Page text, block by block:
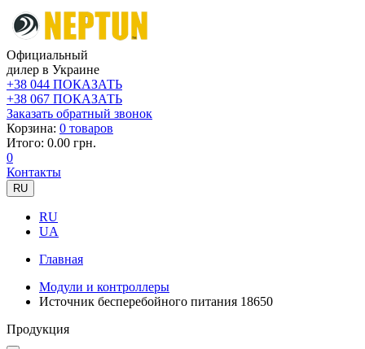
Официальный
дилер в Украине
+38 044 ПОКАЗАТЬ
+38 067 ПОКАЗАТЬ
Заказать обратный звонок
Корзина: 0 товаров
Итого: 0.00 грн.
0
Контакты
RU
RU
UA
Главная
Модули и контроллеры
Источник бесперебойного питания 18650
Продукция